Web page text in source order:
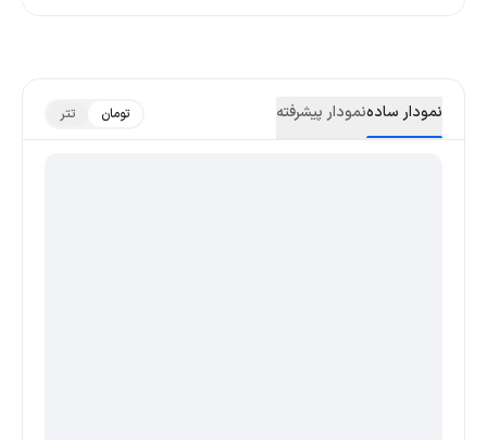
نمودار سادهنمودار پیشرفته تومان تتر